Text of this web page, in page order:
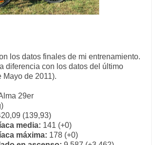
los datos finales de mi entrenamiento.
diferencia con los datos del último
Mayo de 2011).
29er
(139,93)
media: 141 (+0)
máxima: 178 (+0)